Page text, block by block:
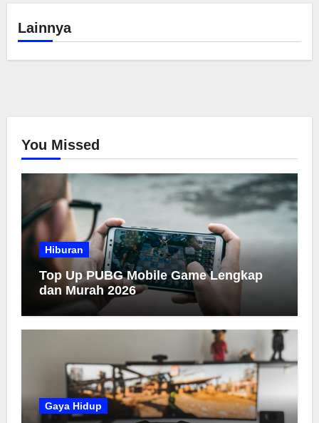
Lainnya
You Missed
Hiburan
Top Up PUBG Mobile Game Lengkap
dan Murah 2026
Gaya Hidup